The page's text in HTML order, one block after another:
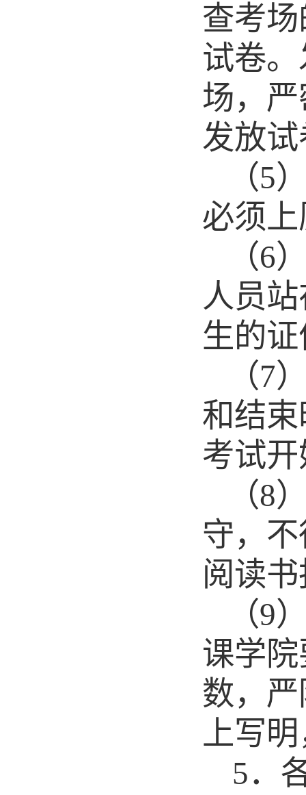
查考
试卷
场，
发放
（5
必须
（6
人员
生的
（7
和结
考试
（8
守，
阅读
（9
课学
数，
上写
5．